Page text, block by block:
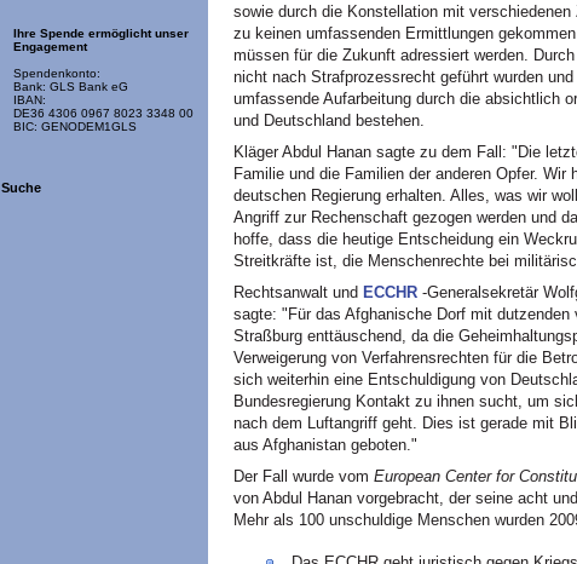
Ihre Spende ermöglicht unser
Engagement
Spendenkonto:
Bank: GLS Bank eG
IBAN:
DE36 4306 0967 8023 3348 00
BIC: GENODEM1GLS
Suche
sowie durch die Konstellation mit
zu keinen umfassenden Ermittlungen
müssen für die Zukunft adressiert werden.
nicht nach Strafprozessrecht geführt wurden
umfassende Aufarbeitung durch die absichtlich
und Deutschland bestehen.
Kläger Abdul Hanan sagte zu dem Fall: "Die
Familie und die Familien der anderen Opfer.
deutschen Regierung erhalten. Alles, was wir
Angriff zur Rechenschaft gezogen werden und
hoffe, dass die heutige Entscheidung ein
Streitkräfte ist, die Menschenrechte bei
Rechtsanwalt und ECCHR -Generalsekretär
sagte: "Für das Afghanische Dorf mit
Straßburg enttäuschend, da die
Verweigerung von Verfahrensrechten für die
sich weiterhin eine Entschuldigung von
Bundesregierung Kontakt zu ihnen sucht, um
nach dem Luftangriff geht. Dies ist gerade mit
aus Afghanistan geboten."
Der Fall wurde vom European Center for
von Abdul Hanan vorgebracht, der seine acht
Mehr als 100 unschuldige Menschen wurden